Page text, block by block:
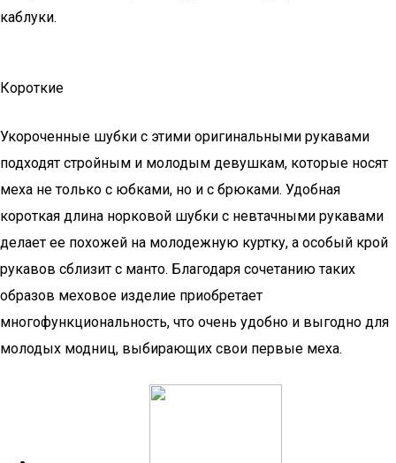
каблуки.
Короткие
Укороченные шубки с этими оригинальными рукавами
подходят стройным и молодым девушкам, которые носят
меха не только с юбками, но и с брюками. Удобная
короткая длина норковой шубки с невтачными рукавами
делает ее похожей на молодежную куртку, а особый крой
рукавов сблизит с манто. Благодаря сочетанию таких
образов меховое изделие приобретает
многофункциональность, что очень удобно и выгодно для
молодых модниц, выбирающих свои первые меха.